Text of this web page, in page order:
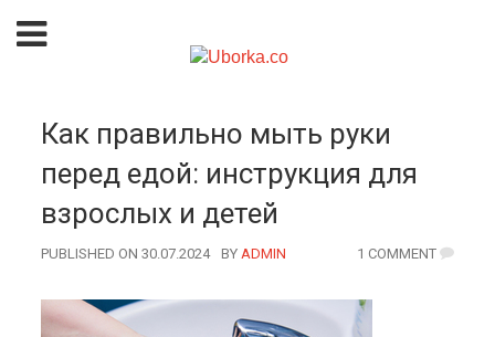
Как правильно мыть руки
перед едой: инструкция для
взрослых и детей
PUBLISHED ON 30.07.2024 BY AUTHOR
ADMIN 1 COMMENT